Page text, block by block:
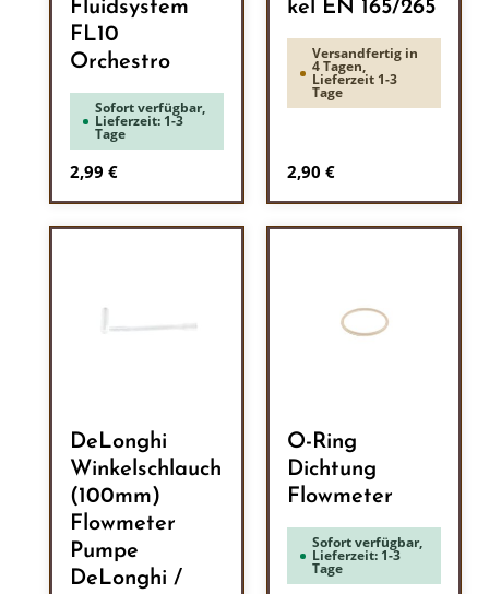
Fluidsystem
FL10
Orchestro
Sofort verfügbar,
Lieferzeit: 1-3
Tage
Regulärer Preis:
2,99 €
kel EN 165/265
Versandfertig in
4 Tagen,
Lieferzeit 1-3
Tage
Regulärer Preis:
2,90 €
DeLonghi
Winkelschlauch
(100mm)
Flowmeter
Pumpe
DeLonghi /
O-Ring
Dichtung
Flowmeter
Sofort verfügbar,
Lieferzeit: 1-3
Tage